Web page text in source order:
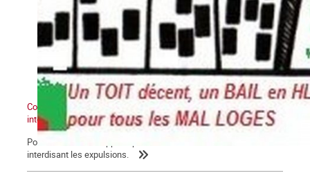
Comité Chômeurs-Salariés d'Alfortville : Pétition pour une loi
interdisant les expulsions
Pour les familles frappées par la crise. Nous voulons une loi
interdisant les expulsions.